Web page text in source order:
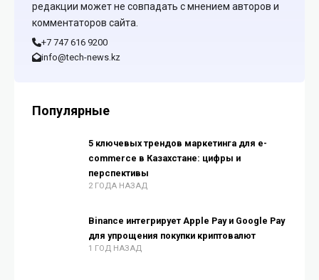
редакции может не совпадать с мнением авторов и
комментаторов сайта.
+7 747 616 9200
info@tech-news.kz
Популярные
5 ключевых трендов маркетинга для e-
commerce в Казахстане: цифры и
перспективы
2 ГОДА НАЗАД
Binance интегрирует Apple Pay и Google Pay
для упрощения покупки криптовалют
1 ГОД НАЗАД